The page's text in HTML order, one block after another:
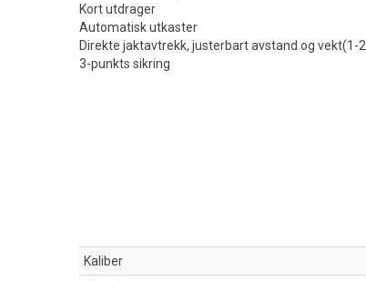
Kort utdrager
Automatisk utkaster
Direkte jaktavtrekk, justerbart avstand og vekt(1-
3-punkts sikring
Kaliber